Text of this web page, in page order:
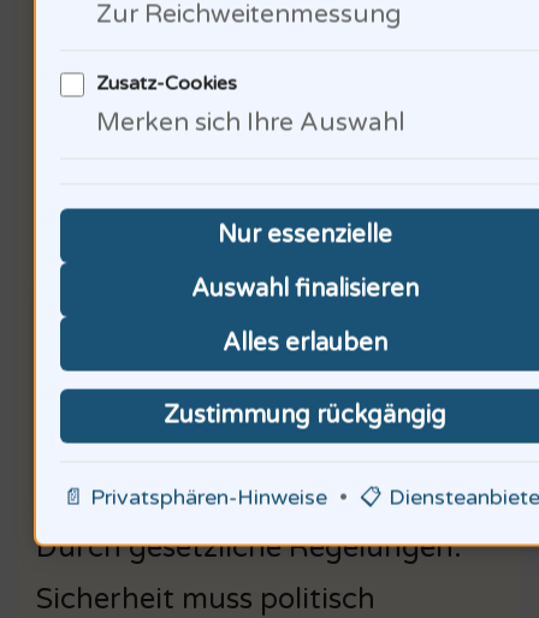
Politische Dimensionen der
Arbeitssicherheit
Durch gesetzliche Regelungen.
Sicherheit muss politisch
Zur Reichweitenmessung
Zusatz-Cookies
Merken sich Ihre Auswahl
Nur essenzielle
Auswahl finalisieren
Alles erlauben
Zustimmung rückgängig
📄 Privatsphären-Hinweise• 📋